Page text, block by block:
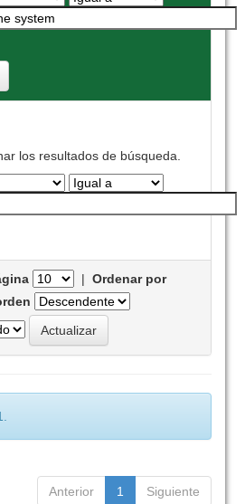
los resultados de búsqueda.
|Ordenar por
Anterior 1 Siguiente